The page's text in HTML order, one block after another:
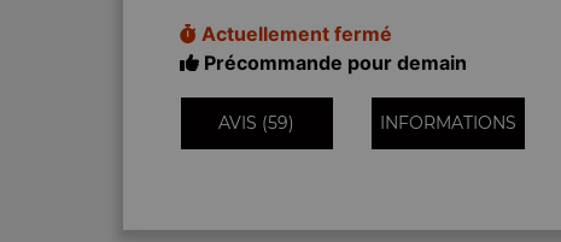
Actuellement fermé
Précommande pour demain
AVIS (59) INFORMATIONS